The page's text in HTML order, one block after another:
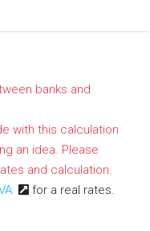
banks and
with this calculation
an idea. Please
and calculation.
for a real rates.